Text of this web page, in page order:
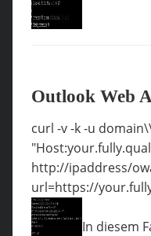
Outlook Web
curl -v -k -u
http://ipaddress/
url=https://
In diesem